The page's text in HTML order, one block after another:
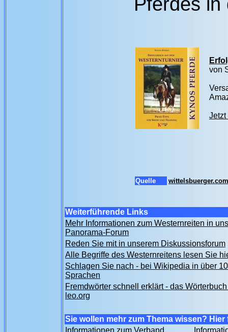
von
Jetzt
Quelle wittelsbuerger.com
Weiterführende Links
Mehr Informationen zum Westernreiten in
Panorama-Forum
Reden Sie mit in unserem Diskussionsforum
Alle Begriffe des Westernreitens lesen Sie
Schlagen Sie nach - bei Wikipedia in über
Sprachen
Fremdwörter schnell erklärt - das
leo.org
Sie wollen mehr zum Thema wissen? Hier
Informationen zum Verband